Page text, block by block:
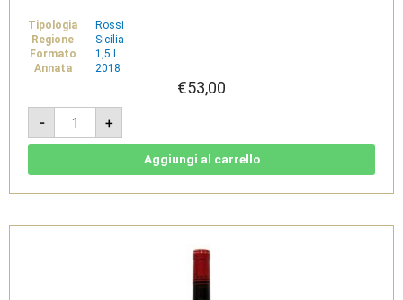
Tipologia
Rossi
Regione
Sicilia
Formato
1,5 l
Annata
2018
€53,00
-
Nerobaronj
2018
Magnum
1,5l-
-
+
Aggiungi al carrello